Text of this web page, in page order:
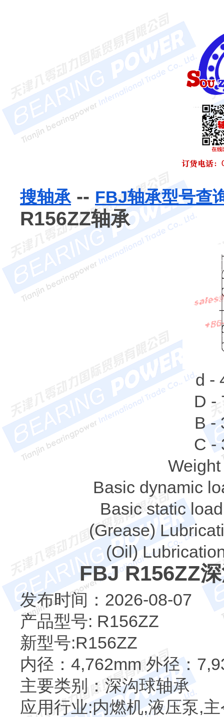
搜轴承-- FBJ轴承型号查
R156ZZ轴承
d -
D -
B -
C -
Basic dynamic
Basic static
(Grease)
(Oil)
FBJ R156ZZ
发布时间：2026-08-07
产品型号: R156ZZ
新型号:R156ZZ
内径：4,762mm 外径：
主要类别：深沟球轴承
应用行业:内燃机,液压泵,